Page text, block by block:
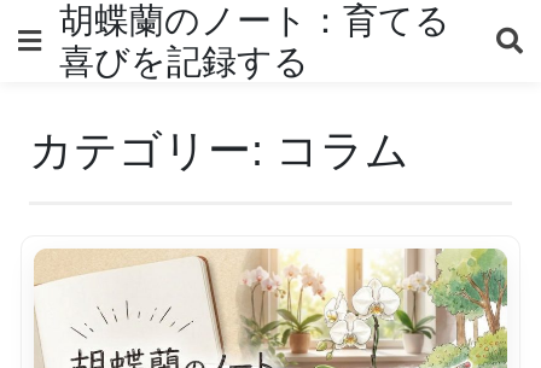
to
content
胡蝶蘭のノート：育てる
喜びを記録する
カテゴリー: コラム